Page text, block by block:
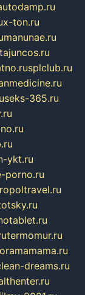
x-ton.ru
manunae.ru
tajuncos.ru
splclub.ru
seks-365.ru
ykt.ru
porno.ru
termomur.ru
dreams.ru